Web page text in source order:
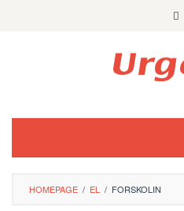
HOMEPAGE / EL / FORSKOLIN